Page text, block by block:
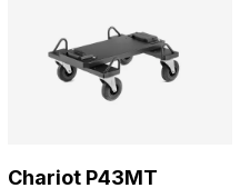
Chariot P43MT